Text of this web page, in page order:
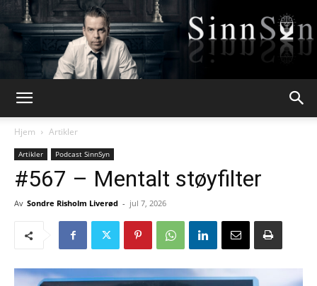
Hjem
Artikler
Artikler Podcast SinnSyn
#567 – Mentalt støyfilter
Av Sondre Risholm Liverød - jul 7, 2026